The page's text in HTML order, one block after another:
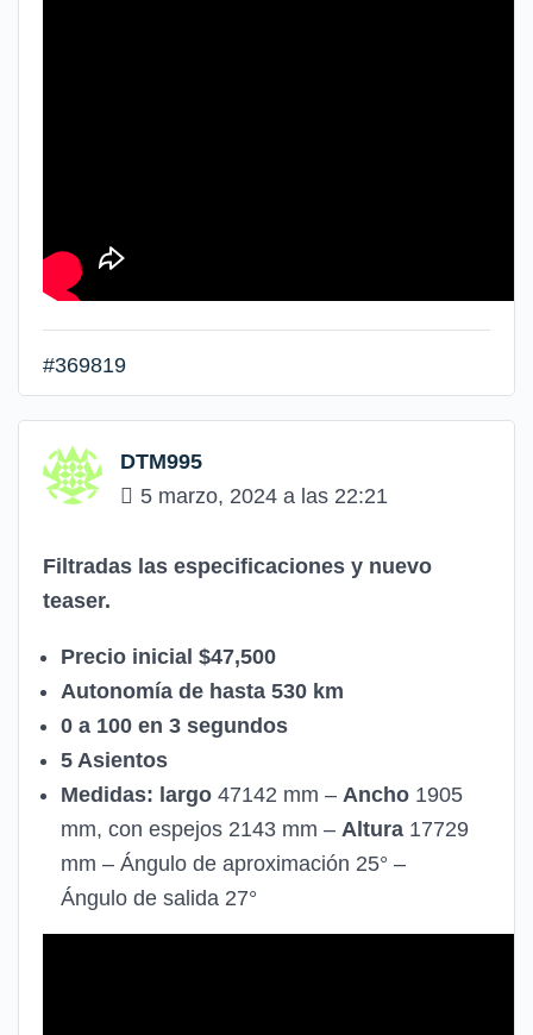
#369819
DTM995
5 marzo, 2024 a las 22:21
Filtradas las especificaciones y nuevo
teaser.
Precio inicial $47,500
Autonomía de hasta 530 km
0 a 100 en 3 segundos
5 Asientos
Medidas: largo 47142 mm – Ancho 1905
mm, con espejos 2143 mm – Altura 17729
mm – Ángulo de aproximación 25° –
Ángulo de salida 27°